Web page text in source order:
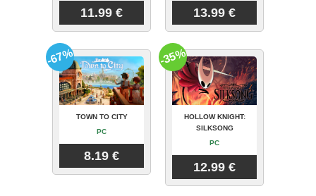
11.99 € 13.99 €
TOWN TO CITY
PC
8.19 €
-67%
HOLLOW KNIGHT:
SILKSONG
PC
12.99 €
-35%